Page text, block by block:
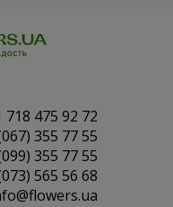
718 475 92 72
355 77 55
355 77 55
565 56 68